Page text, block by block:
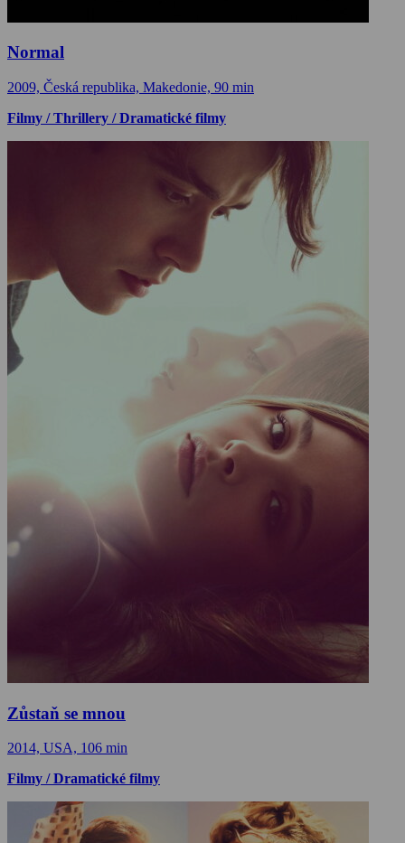
Normal
2009, Česká republika, Makedonie, 90 min
Filmy / Thrillery / Dramatické filmy
Zůstaň se mnou
2014, USA, 106 min
Filmy / Dramatické filmy